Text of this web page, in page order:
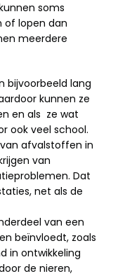
soms
of lopen dan
meerdere
bijvoorbeeld lang
kunnen ze
en als  ze wat
ook veel school.
afvalstoffen in
van
Dat
net als de
van een
beïnvloedt, zoals
in ontwikkeling
de nieren,